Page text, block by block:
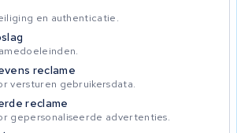
en authenticatie.
reclame
versturen gebruikersdata.
reclame
gepersonaliseerde advertenties.
© 2026 KWS Seuren
Algemene voorwaarden
Privacy Policy